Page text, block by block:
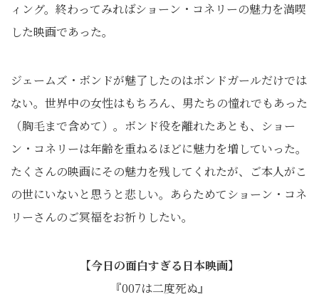
ィング。終わってみればショーン・コネリーの魅力を満喫
した映画であった。
ジェームズ・ボンドが魅了したのはボンドガールだけでは
ない。世界中の女性はもちろん、男たちの憧れでもあった
（胸毛まで含めて）。ボンド役を離れたあとも、ショー
ン・コネリーは年齢を重ねるほどに魅力を増していった。
たくさんの映画にその魅力を残してくれたが、ご本人がこ
の世にいないと思うと悲しい。あらためてショーン・コネ
リーさんのご冥福をお祈りしたい。
【今日の面白すぎる日本映画】
『007は二度死ぬ』